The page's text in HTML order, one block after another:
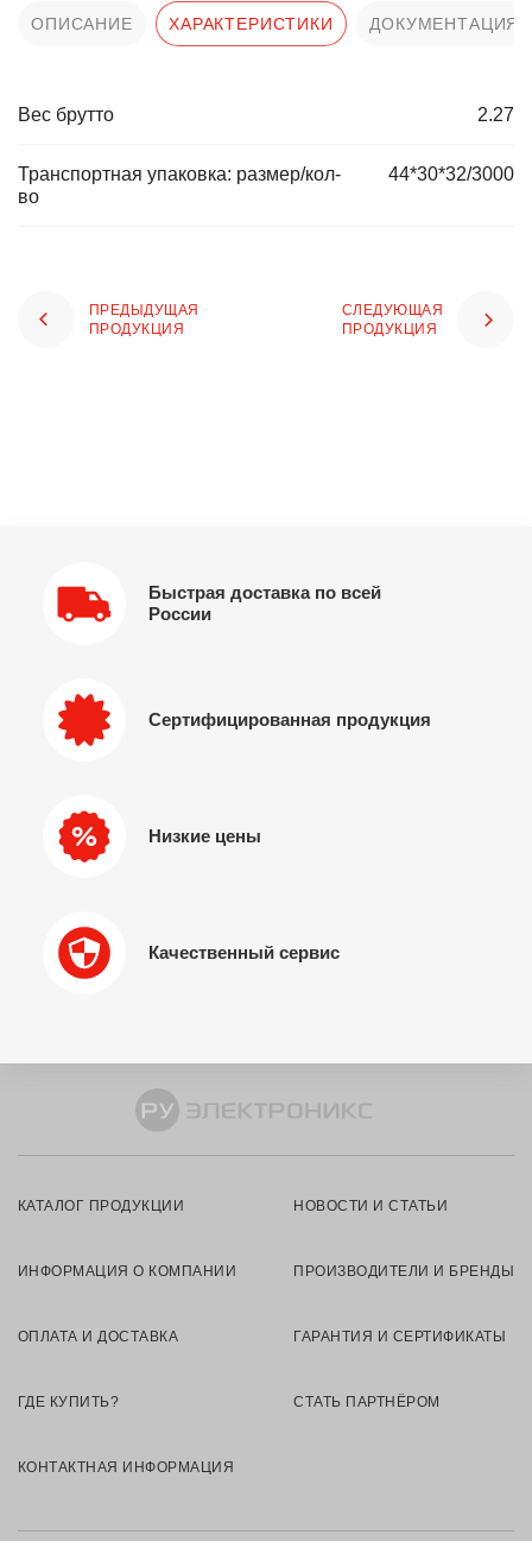
ОПИСАНИЕ ХАРАКТЕРИСТИКИ ДОКУМЕНТАЦИЯ
Вес брутто 2.27
Транспортная упаковка: размер/кол-
во
44*30*32/3000
ПРЕДЫДУЩАЯ
ПРОДУКЦИЯ
СЛЕДУЮЩАЯ
ПРОДУКЦИЯ
Быстрая доставка по всей
России
Сертифицированная продукция
Низкие цены
Качественный сервис
КАТАЛОГ ПРОДУКЦИИ НОВОСТИ И СТАТЬИ
ИНФОРМАЦИЯ О КОМПАНИИ ПРОИЗВОДИТЕЛИ И БРЕНДЫ
ОПЛАТА И ДОСТАВКА ГАРАНТИЯ И СЕРТИФИКАТЫ
ГДЕ КУПИТЬ? СТАТЬ ПАРТНЁРОМ
КОНТАКТНАЯ ИНФОРМАЦИЯ